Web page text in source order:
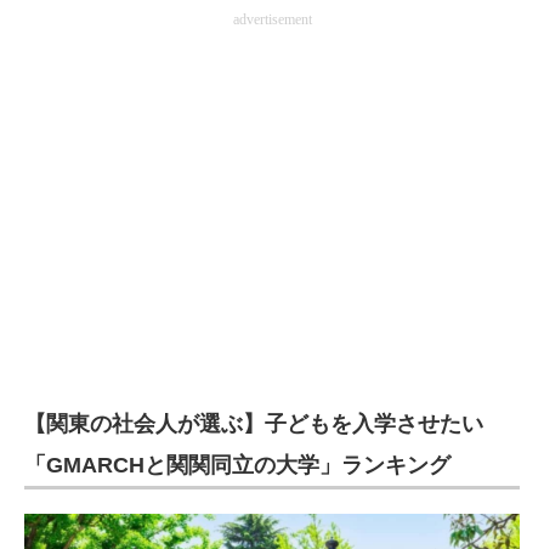
advertisement
【関東の社会人が選ぶ】子どもを入学させたい
「GMARCHと関関同立の大学」ランキング